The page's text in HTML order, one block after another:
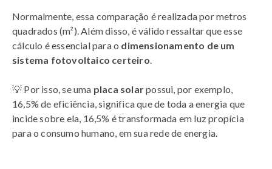
Normalmente, essa comparação é realizada por metros
quadrados (m²). Além disso, é válido ressaltar que esse
cálculo é essencial para o dimensionamento de um
sistema fotovoltaico certeiro.
💡 Por isso, se uma placa solarpossui, por exemplo,
16,5% de eficiência, significa que de toda a energia que
incide sobre ela, 16,5% é transformada em luz propícia
para o consumo humano, em sua rede de energia.